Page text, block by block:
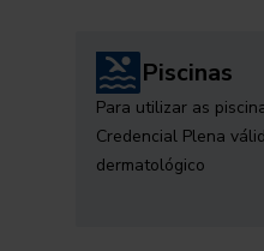
Piscinas
Para utilizar as
Credencial Plena
dermatológico